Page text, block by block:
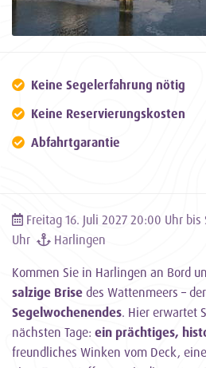
Keine Segelerfahrung nötig
Keine Reservierungskosten
Abfahrtgarantie
Freitag 16. Juli 2027 20:00 Uhr bis
Uhr
Harlingen
Kommen Sie in Harlingen an Bord
salzige Brise des Wattenmeers –
Segelwochenendes. Hier erwartet
nächsten Tage: ein prächtiges,
freundliches Winken vom Deck,